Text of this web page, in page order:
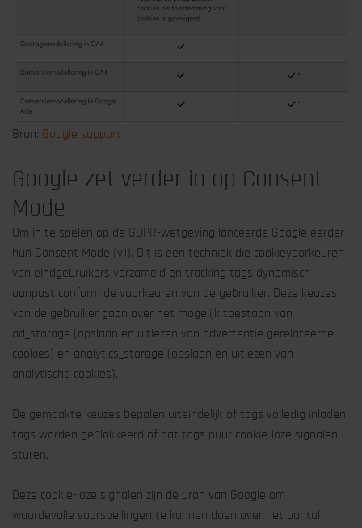
Bron: Google support
Google zet verder in op Consent
Mode
Om in te spelen op de GDPR-wetgeving lanceerde Google eerder
hun Consent Mode (v1). Dit is een techniek die cookievoorkeuren
van eindgebruikers verzameld en tracking tags dynamisch
aanpast conform de voorkeuren van de gebruiker. Deze keuzes
van de gebruiker gaan over het mogelijk toestaan van
ad_storage (opslaan en uitlezen van advertentie gerelateerde
cookies) en analytics_storage (opslaan en uitlezen van
analytische cookies).
De gemaakte keuzes bepalen uiteindelijk of tags volledig inladen,
tags worden geblokkeerd of dat tags puur cookie-loze signalen
sturen.
Deze cookie-loze signalen zijn de bron van Google om
waardevolle voorspellingen te kunnen doen over het aantal